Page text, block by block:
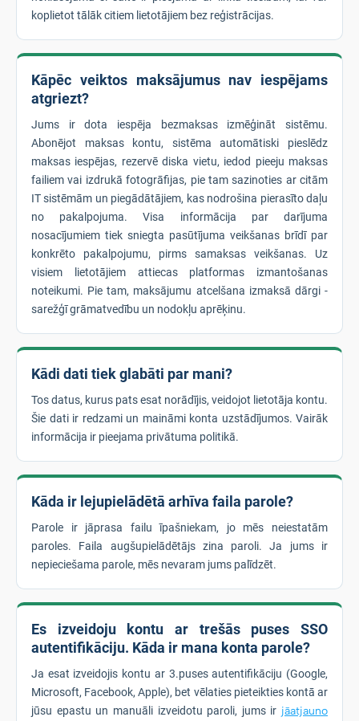
koplietot tālāk citiem lietotājiem bez reģistrācijas.
Kāpēc veiktos maksājumus nav iespējams
atgriezt?
Jums ir dota iespēja bezmaksas izmēģināt sistēmu.
Abonējot maksas kontu, sistēma automātiski pieslēdz
maksas iespējas, rezervē diska vietu, iedod pieeju maksas
failiem vai izdrukā fotogrāfijas, pie tam sazinoties ar citām
IT sistēmām un piegādātājiem, kas nodrošina pierasīto daļu
no pakalpojuma. Visa informācija par darījuma
nosacījumiem tiek sniegta pasūtījuma veikšanas brīdī par
konkrēto pakalpojumu, pirms samaksas veikšanas. Uz
visiem lietotājiem attiecas platformas izmantošanas
noteikumi. Pie tam, maksājumu atcelšana izmaksā dārgi -
sarežģī grāmatvedību un nodokļu aprēķinu.
Kādi dati tiek glabāti par mani?
Tos datus, kurus pats esat norādījis, veidojot lietotāja kontu.
Šie dati ir redzami un maināmi konta uzstādījumos. Vairāk
informācija ir pieejama privātuma politikā.
Kāda ir lejupielādētā arhīva faila parole?
Parole ir jāprasa failu īpašniekam, jo mēs neiestatām
paroles. Faila augšupielādētājs zina paroli. Ja jums ir
nepieciešama parole, mēs nevaram jums palīdzēt.
Es izveidoju kontu ar trešās puses SSO
autentifikāciju. Kāda ir mana konta parole?
Ja esat izveidojis kontu ar 3.puses autentifikāciju (Google,
Microsoft, Facebook, Apple), bet vēlaties pieteikties kontā ar
jūsu epastu un manuāli izveidotu paroli, jums ir jāatjauno